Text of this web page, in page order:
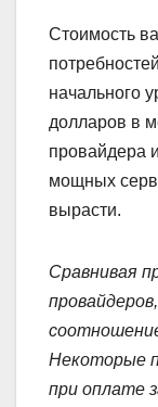
Стоимость
начального
долларов в
провайдера
мощных
вырасти.
Сравнивая
Некоторые
при оплате